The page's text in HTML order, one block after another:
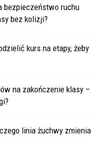
bezpieczeństwo ruchu
bez kolizji?
kurs na etapy, żeby
na zakończenie klasy –
linia żuchwy zmienia